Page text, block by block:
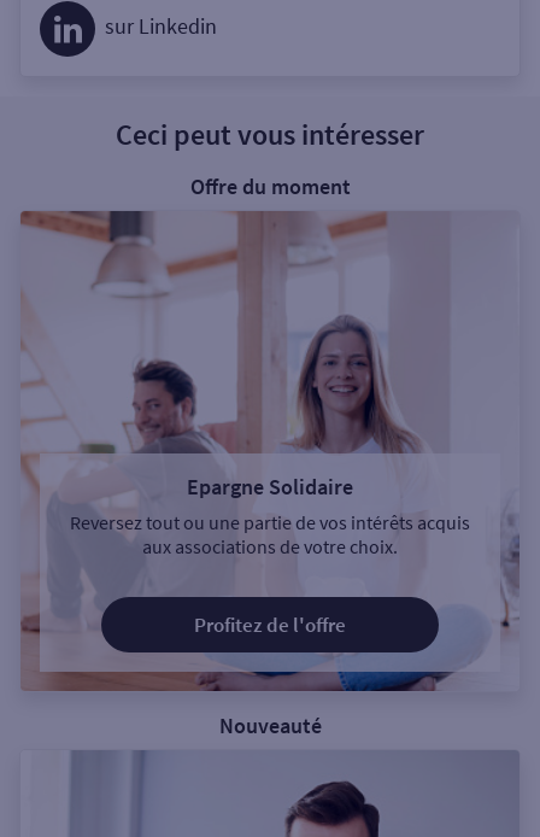
sur Linkedin
Ceci peut vous intéresser
Offre du moment
Epargne Solidaire
Reversez tout ou une partie de vos intérêts acquis
aux associations de votre choix.
Profitez de l'offre
Nouveauté